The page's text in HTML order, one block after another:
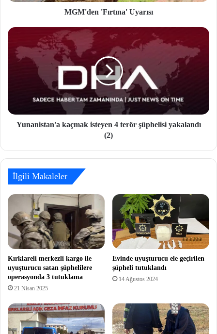
MGM'den 'Fırtına' Uyarısı
Yunanistan'a kaçmak isteyen 4 terör şüphelisi yakalandı
(2)
İlgili Makaleler
Kırklareli merkezli kargo ile
uyuşturucu satan şüphelilere
operasyonda 3 tutuklama
21 Nisan 2025
Evinde uyuşturucu ele geçirilen
şüpheli tutuklandı
14 Ağustos 2024